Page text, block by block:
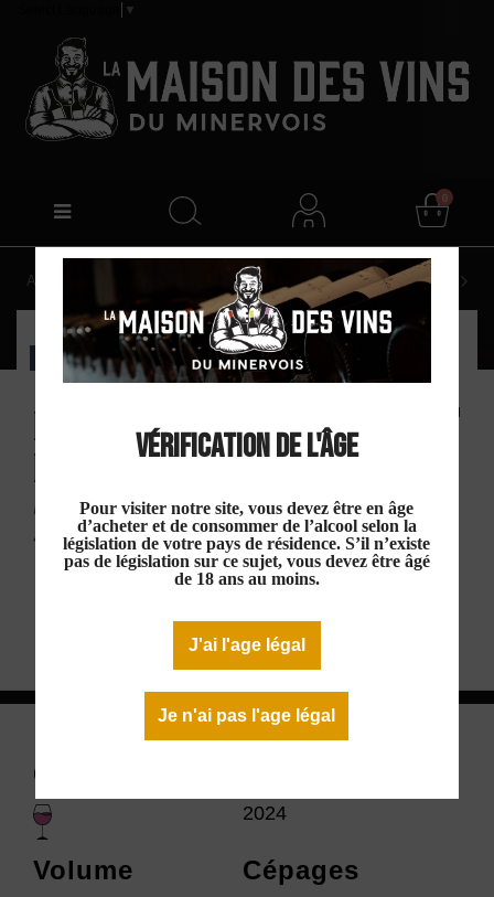
Vérification de l'âge
Pour visiter notre site, vous devez être en âge
d’acheter et de consommer de l’alcool selon la
législation de votre pays de résidence. S’il n’existe
pas de législation sur ce sujet, vous devez être âgé
de 18 ans au moins.
J'ai l'age légal
Je n'ai pas l'age légal
▼
0
Accueil Mas Paumarhel AOP Minervois Rosé 2024
EXCLU WEB
Mas Paumarhel AOP
Minervois Rosé 2024
7,90 € Rupture de stock
Couleur
2024
Volume Cépages